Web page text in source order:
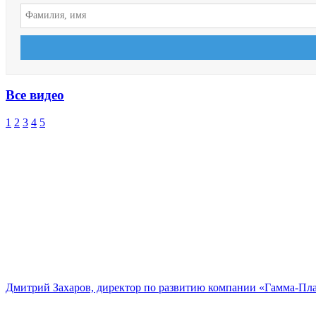
Все видео
1 2 3 4 5
Дмитрий Захаров, директор по развитию компании «Гамма-